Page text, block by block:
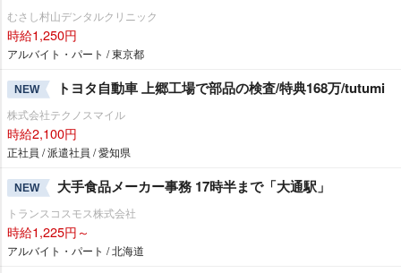
むさし村山デンタルクリニック
時給1,250円
アルバイト・パート / 東京都
NEW トヨタ自動車 上郷工場で部品の検査/特典168万/tutumi
株式会社テクノスマイル
時給2,100円
正社員 / 派遣社員 / 愛知県
NEW 大手食品メーカー事務 17時半まで「大通駅」
トランスコスモス株式会社
時給1,225円～
アルバイト・パート / 北海道